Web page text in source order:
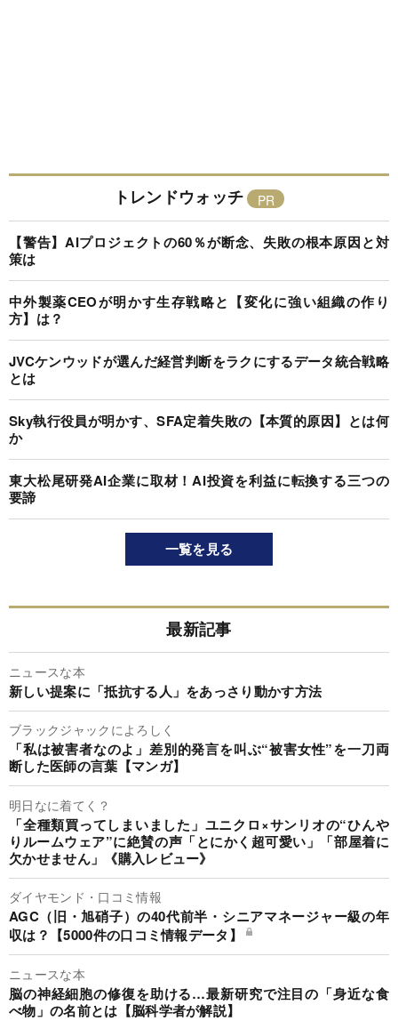
トレンドウォッチ
【警告】AIプロジェクトの60％が断念、失敗の根本原因と対
策は
中外製薬CEOが明かす生存戦略と【変化に強い組織の作り
方】は？
JVCケンウッドが選んだ経営判断をラクにするデータ統合戦略
とは
Sky執行役員が明かす、SFA定着失敗の【本質的原因】とは何
か
東大松尾研発AI企業に取材！AI投資を利益に転換する三つの
要諦
一覧を見る
最新記事
ニュースな本
新しい提案に「抵抗する人」をあっさり動かす方法
ブラックジャックによろしく
「私は被害者なのよ」差別的発言を叫ぶ“被害女性”を一刀両
断した医師の言葉【マンガ】
明日なに着てく？
「全種類買ってしまいました」ユニクロ×サンリオの“ひんや
りルームウェア”に絶賛の声「とにかく超可愛い」「部屋着に
欠かせません」《購入レビュー》
ダイヤモンド・口コミ情報
AGC（旧・旭硝子）の40代前半・シニアマネージャー級の年
収は？【5000件の口コミ情報データ】
ニュースな本
脳の神経細胞の修復を助ける…最新研究で注目の「身近な食
べ物」の名前とは【脳科学者が解説】